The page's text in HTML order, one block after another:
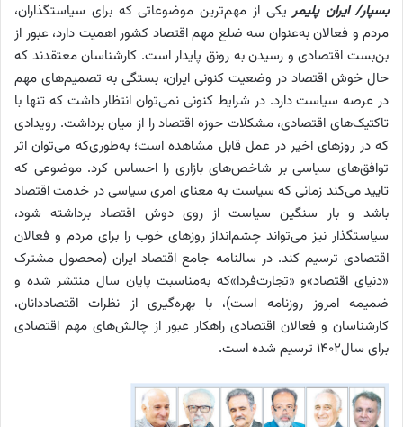
بسپار/ ایران پلیمر یکی از مهم‌ترین موضوعاتی که برای سیاستگذاران،
مردم و فعالان به‌عنوان سه ضلع مهم اقتصاد کشور اهمیت دارد، عبور از
بن‌بست اقتصادی و رسیدن به رونق پایدار است. کارشناسان معتقدند که
حال خوش اقتصاد در وضعیت کنونی ایران، بستگی به تصمیم‌های مهم
در عرصه سیاست دارد. در شرایط کنونی نمی‌توان انتظار داشت که تنها با
تاکتیک‌های اقتصادی، مشکلات حوزه اقتصاد را از میان برداشت. رویدادی
که در روزهای اخیر در عمل قابل مشاهده است؛ به‌طوری‌که می‌توان اثر
توافق‌های سیاسی بر شاخص‌های بازاری را احساس کرد. موضوعی که
تایید می‌کند زمانی که سیاست به معنای امری سیاسی در خدمت اقتصاد
باشد و بار سنگین سیاست از روی دوش اقتصاد برداشته شود،
سیاستگذار نیز می‌تواند چشم‌انداز روزهای خوب را برای مردم و فعالان
اقتصادی ترسیم کند. در سالنامه جامع اقتصاد ایران (محصول مشترک
«دنیای اقتصاد»و «تجارت‌فردا»که به‌مناسبت پایان سال منتشر شده و
ضمیمه امروز روزنامه است)، با بهره‌گیری از نظرات اقتصاددانان،
کارشناسان و فعالان اقتصادی راهکار عبور از چالش‌های مهم اقتصادی
برای سال۱۴۰۲ ترسیم شده ‌است.